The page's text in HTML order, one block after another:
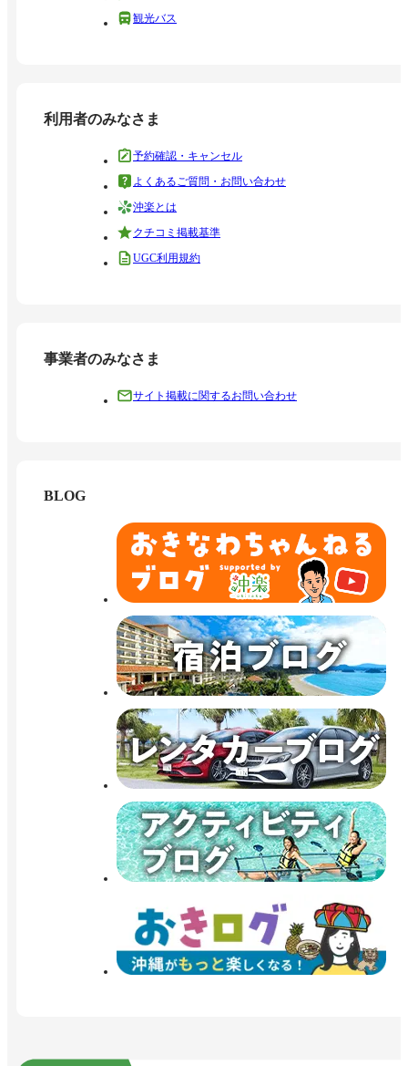
観光バス
利用者のみなさま
予約確認・キャンセル
よくあるご質問・お問い合わせ
沖楽とは
クチコミ掲載基準
UGC利用規約
事業者のみなさま
サイト掲載に関するお問い合わせ
BLOG